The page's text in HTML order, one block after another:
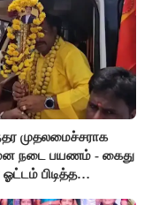
முதலமைச்சராக
நடை பயணம் - கைது
பிடித்த